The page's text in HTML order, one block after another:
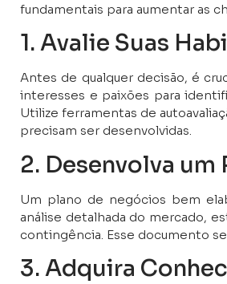
fundamentais para aumentar as
1. Avalie Suas
Antes de qualquer decisão, é
interesses e paixões para
Utilize ferramentas de
precisam ser desenvolvidas.
2. Desenvolva
Um plano de negócios bem
análise detalhada do mercado,
contingência. Esse documento
3. Adquira